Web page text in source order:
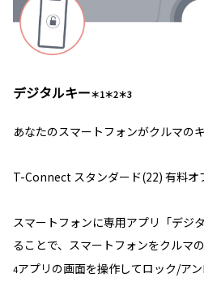
デジタルキー＊1＊2＊3
あなたのスマートフォンがクルマの
T-Connect スタンダード(22) 有料オ
スマートフォンに専用アプリ「デジ
ることで、スマートフォンをクルマ
4アプリの画面を操作してロック/ア